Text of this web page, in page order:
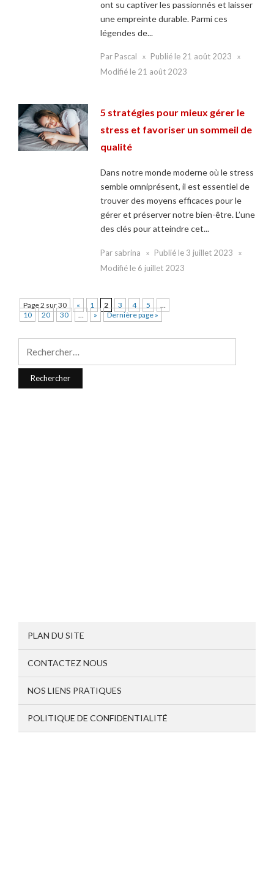
ont su captiver les passionnés et laisser
une empreinte durable. Parmi ces
légendes de...
Par Pascal Publié le 21 août 2023
Modifié le 21 août 2023
5 stratégies pour mieux gérer le
stress et favoriser un sommeil de
qualité
Dans notre monde moderne où le stress
semble omniprésent, il est essentiel de
trouver des moyens efficaces pour le
gérer et préserver notre bien-être. L’une
des clés pour atteindre cet...
Par sabrina Publié le 3 juillet 2023
Modifié le 6 juillet 2023
Page 2 sur 30 « 1 2 3 4 5
…
10
20 30 … » Dernière page »
PLAN DU SITE
CONTACTEZ NOUS
NOS LIENS PRATIQUES
POLITIQUE DE CONFIDENTIALITÉ